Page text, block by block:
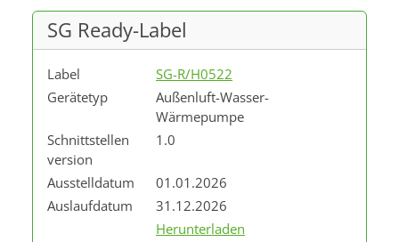
SG Ready-Label
Label
SG-R/H0522
Gerätetyp
Außenluft-Wasser-
Wärmepumpe
Schnittstellen
version
1.0
Ausstelldatum
01.01.2026
Auslaufdatum
31.12.2026
Herunterladen